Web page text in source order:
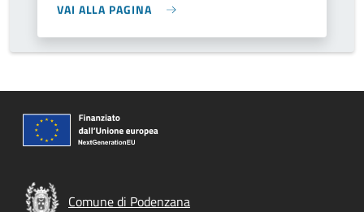
VAI ALLA PAGINA
Comune di Podenzana